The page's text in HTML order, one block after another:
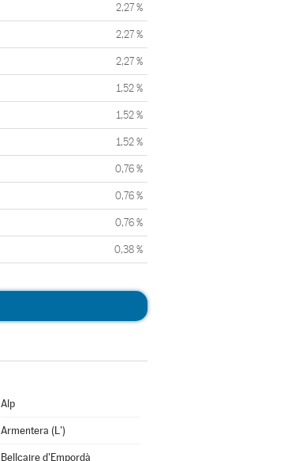
2,27 %
2,27 %
2,27 %
1,52 %
1,52 %
1,52 %
0,76 %
0,76 %
0,76 %
0,38 %
Alp
Armentera (L')
Bellcaire d'Empordà